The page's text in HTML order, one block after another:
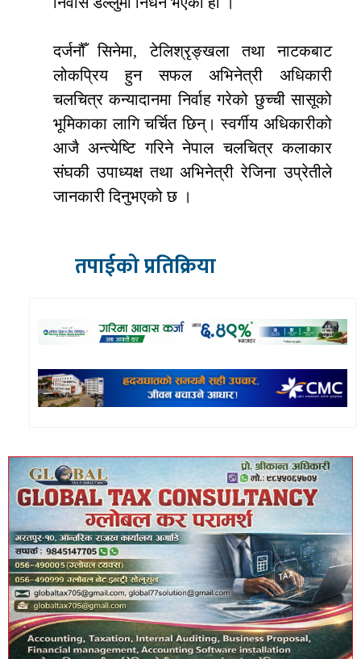
दर्जनौँ सिनेमा, टेलिश्रृङ्खला तथा नाटकबाट
लोकप्रिय हुन सफल अभिनेत्री अधिकारी
चलचित्र कन्यादानमा निर्वाह गरेको छुच्ची सासूको
भूमिकाका लागि चर्चित छिन्। स्वर्गीय अधिकारीको
आजै अन्त्येष्टि गरिने नेपाल चलचित्र कलाकार
संघकी उपाध्यक्ष तथा अभिनेत्री रेजिना उप्रेतीले
जानकारी दिनुभएको छ ।
तपाईको प्रतिक्रिया